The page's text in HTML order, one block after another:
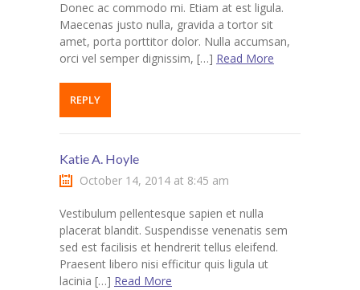
Donec ac commodo mi. Etiam at est ligula.
Maecenas justo nulla, gravida a tortor sit
amet, porta porttitor dolor. Nulla accumsan,
orci vel semper dignissim, […] Read More
REPLY
Katie A. Hoyle
October 14, 2014 at 8:45 am
Vestibulum pellentesque sapien et nulla
placerat blandit. Suspendisse venenatis sem
sed est facilisis et hendrerit tellus eleifend.
Praesent libero nisi efficitur quis ligula ut
lacinia […] Read More